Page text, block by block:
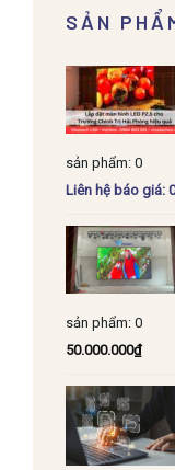
SẢN
sản phẩm: 0
Liên hệ báo giá:
sản phẩm: 0
50.000.000₫